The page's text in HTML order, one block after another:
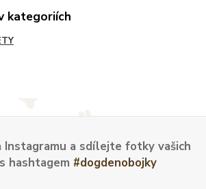
kategoriích
Instagramu a sdílejte fotky vašich
hashtagem #dogdenobojky